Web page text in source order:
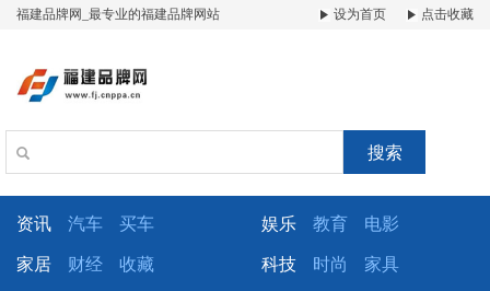
福建品牌网_最专业的福建品牌网站 设为首页 点击收藏
搜索
资讯 汽车 买车 娱乐 教育 电影
家居 财经 收藏 科技 时尚 家具